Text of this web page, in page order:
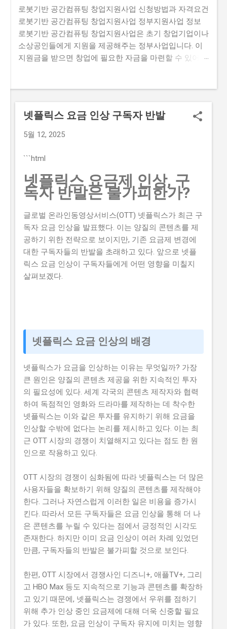
로봇기반 공간컴퓨팅 창업지원사업 신청방법과 자격요건
로봇기반 공간컴퓨팅 창업지원사업 정부지원사업 정보
로봇기반 공간컴퓨팅 창업지원사업은 초기 창업기업이나
소상공인들에게 지원을 제공해주는 정부사업입니다. 이
지원금을 받으면 창업에 필요한 자금을 마련할 수 있어
경우도 있습니다. 그렇기 때문에 이 글에서는 로봇기반 공
간컴퓨팅 창업지원사업의 신청방법과 자격요건, 지원 내
은 사람들이 이 지원금을 신청하고 싶지만, 실제로 신청하
니다. 하지만 이 지원금을 받으면 창업 초기에 필요한 자
금을 마련할 수 있어 창업에 큰 도움이 됩니다. 그렇기 때
합격한 사람들의 공통점도 설명하고자 합니다. 이 글에서
다루고자 하는 내용은 로봇기반 공간컴퓨팅 창업지원사
업의 신청방법과 자격요건, 지원 내용, 실제 혜택 그리고
단계별 신청 방법, 탈락하는 이유와 합격 전략입니다. 따
라서 이 글을 읽는 독자들은 로봇기반 공간컴퓨팅 창업지
원사업에 대한 모든 것을 알 수 있을 것입니다. 지금 신청
간컴퓨팅 창업지원사업은 로봇기반 기술을 활용하여 창
업하는 초기 기업이나 소상공인들에게 지원을 제공해주
는 정부사업입니다. 이 지원금을 받으면 창업 초기에 필요
한 자금을 마련할 수 있어 창업에 큰...
넷플릭스 요금 인상 구독자 반발
5월 12, 2025
```html
넷플릭스 요금제 인상, 구
독자 반발은 불가피한가?
글로벌 온라인동영상서비스(OTT) 넷플릭스가 최근 구
독자 요금 인상을 발표했다. 이는 양질의 콘텐츠를 제
공하기 위한 전략으로 보이지만, 기존 요금제 변경에
대한 구독자들의 반발을 초래하고 있다. 앞으로 넷플
릭스 요금 인상이 구독자들에게 어떤 영향을 미칠지
살펴보겠다.
넷플릭스 요금 인상의 배경
넷플릭스가 요금을 인상하는 이유는 무엇일까? 가장
큰 원인은 양질의 콘텐츠 제공을 위한 지속적인 투자
의 필요성에 있다. 세계 각국의 콘텐츠 제작자와 협력
하여 독점적인 영화와 드라마를 제작하는 데 착수한
넷플릭스는 이와 같은 투자를 유지하기 위해 요금을
인상할 수밖에 없다는 논리를 제시하고 있다. 이는 최
근 OTT 시장의 경쟁이 치열해지고 있다는 점도 한 원
인으로 작용하고 있다.
OTT 시장의 경쟁이 심화됨에 따라 넷플릭스는 더 많은
사용자들을 확보하기 위해 양질의 콘텐츠를 제작해야
한다. 그러나 자연스럽게 이러한 일은 비용을 증가시
킨다. 따라서 모든 구독자들은 요금 인상을 통해 더 나
은 콘텐츠를 누릴 수 있다는 점에서 긍정적인 시각도
존재한다. 하지만 이미 요금 인상이 여러 차례 있었던
만큼, 구독자들의 반발은 불가피할 것으로 보인다.
한편, OTT 시장에서 경쟁사인 디즈니+, 애플TV+, 그리
고 HBO Max 등도 지속적으로 기능과 콘텐츠를 확장하
고 있기 때문에, 넷플릭스는 경쟁에서 우위를 점하기
위해 추가 인상 중인 요금제에 대해 더욱 신중할 필요
가 있다. 또한, 요금 인상이 구독자 유지에 미치는 영향